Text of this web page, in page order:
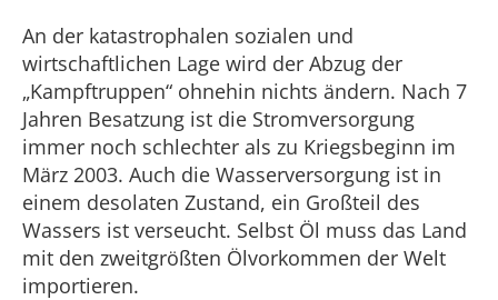
An der katastrophalen sozialen und
wirtschaftlichen Lage wird der Abzug der
„Kampftruppen“ ohnehin nichts ändern. Nach 7
Jahren Besatzung ist die Stromversorgung
immer noch schlechter als zu Kriegsbeginn im
März 2003. Auch die Wasserversorgung ist in
einem desolaten Zustand, ein Großteil des
Wassers ist verseucht. Selbst Öl muss das Land
mit den zweitgrößten Ölvorkommen der Welt
importieren.